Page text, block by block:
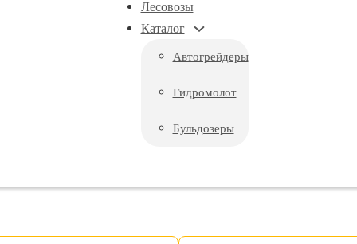
Лесовозы
Каталог
Автогрейдеры
Гидромолот
Бульдозеры